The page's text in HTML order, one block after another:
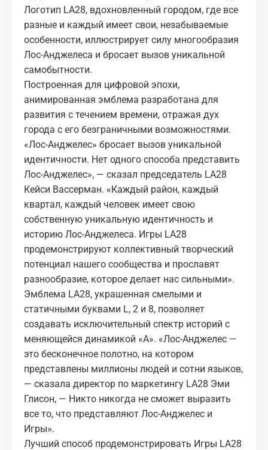
Логотип LA28, вдохновленный городом, где все
разные и каждый имеет свои, незабываемые
особенности, иллюстрирует силу многообразия
Лос-Анджелеса и бросает вызов уникальной
самобытности.
Построенная для цифровой эпохи,
анимированная эмблема разработана для
развития с течением времени, отражая дух
города с его безграничными возможностями.
«Лос-Анджелес» бросает вызов уникальной
идентичности. Нет одного способа представить
Лос-Анджелес», — сказал председатель LA28
Кейси Вассерман. «Каждый район, каждый
квартал, каждый человек имеет свою
собственную уникальную идентичность и
историю Лос-Анджелеса. Игры LA28
продемонстрируют коллективный творческий
потенциал нашего сообщества и прославят
разнообразие, которое делает нас сильными».
Эмблема LA28, украшенная смелыми и
статичными буквами L, 2 и 8, позволяет
создавать исключительный спектр историй с
меняющейся динамикой «A». «Лос-Анджелес —
это бесконечное полотно, на котором
представлены миллионы людей и сотни языков,
— сказала директор по маркетингу LA28 Эми
Глисон, — Никто никогда не сможет выразить
все то, что представляют Лос-Анджелес и
Игры».
Лучший способ продемонстрировать Игры LA28